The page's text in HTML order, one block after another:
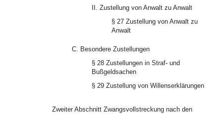
II. Zustellung von Anwalt zu Anwalt
§ 27 Zustellung von Anwalt zu
Anwalt
C. Besondere Zustellungen
§ 28 Zustellungen in Straf- und
Bußgeldsachen
§ 29 Zustellung von Willenserklärungen
Zweiter Abschnitt Zwangsvollstreckung nach den